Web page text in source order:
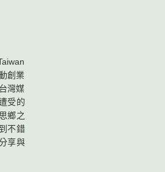
創業
灣媒
受的
鄉之
不錯
享與